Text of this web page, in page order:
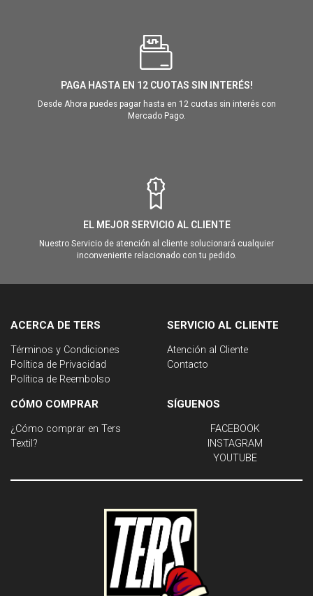
PAGA HASTA EN 12 CUOTAS SIN INTERÉS!
Desde Ahora puedes pagar hasta en 12 cuotas sin interés con
Mercado Pago.
EL MEJOR SERVICIO AL CLIENTE
Nuestro Servicio de atención al cliente solucionará cualquier
inconveniente relacionado con tu pedido.
ACERCA DE TERS
Términos y Condiciones
Política de Privacidad
Política de Reembolso
SERVICIO AL CLIENTE
Atención al Cliente
Contacto
CÓMO COMPRAR
¿Cómo comprar en Ters
Textil?
SÍGUENOS
FACEBOOK
INSTAGRAM
YOUTUBE